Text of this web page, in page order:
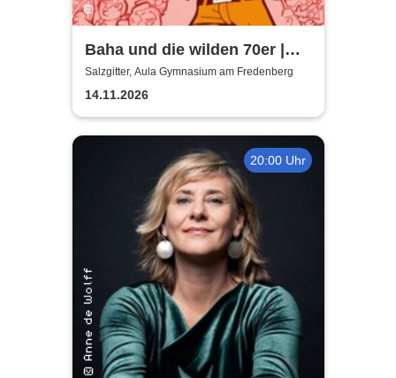
Baha und die wilden 70er |
Aula Gymnasium am
Fredenberg
Salzgitter, Aula Gymnasium am Fredenberg
14.11.2026
20:00 Uhr